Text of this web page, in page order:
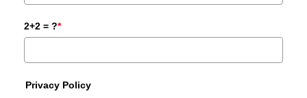
2+2 = ?*
Privacy Policy